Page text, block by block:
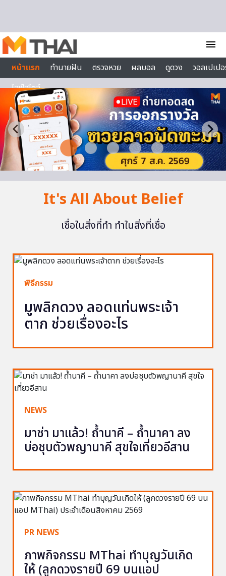
menu
หน้าแรก
ทำนายฝัน ตรวจหวย ผลบอล ดูดวง
วอลเปเป
ไลฟ์สไตล์
It's All About Belief
เชื่อในสิ่งที่ทำ ทำในสิ่งที่เชื่อ
พิธีกรรม
มูพลิกดวง ลอดแท่นพระเจ้า
ตาก ช่วยเรื่องอะไร
NEWS
มาช่า มาแล้ว! ถ้ำนาคี – ถ้ำนาคา ลง
บ่อชุบตัวพญานาคี สุขใจเที่ยวอีสาน
PR NEWS
ภาพกิจกรรม MThai ทำบุญวันเกิด
ให้ (ลูกดวงรายปี 69 บนแอป